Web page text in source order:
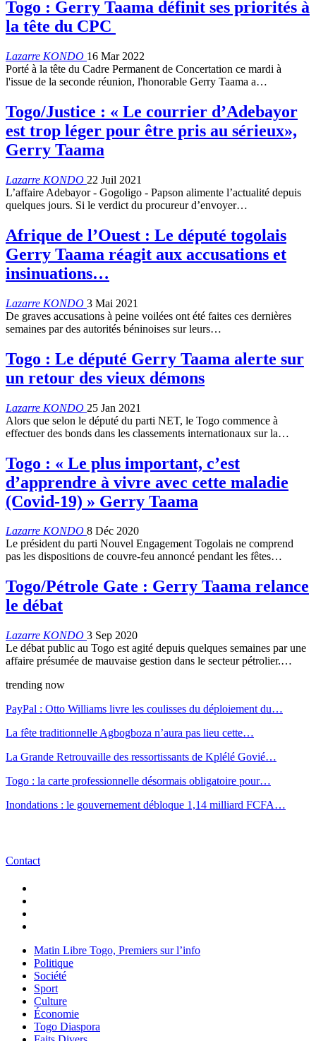
Togo : Gerry Taama définit ses priorités à
la tête du CPC
Lazarre KONDO 16 Mar 2022
Porté à la tête du Cadre Permanent de Concertation ce mardi à
l'issue de la seconde réunion, l'honorable Gerry Taama a…
Togo/Justice : « Le courrier d’Adebayor
est trop léger pour être pris au sérieux»,
Gerry Taama
Lazarre KONDO 22 Juil 2021
L’affaire Adebayor - Gogoligo - Papson alimente l’actualité depuis
quelques jours. Si le verdict du procureur d’envoyer…
Afrique de l’Ouest : Le député togolais
Gerry Taama réagit aux accusations et
insinuations…
Lazarre KONDO 3 Mai 2021
De graves accusations à peine voilées ont été faites ces dernières
semaines par des autorités béninoises sur leurs…
Togo : Le député Gerry Taama alerte sur
un retour des vieux démons
Lazarre KONDO 25 Jan 2021
Alors que selon le député du parti NET, le Togo commence à
effectuer des bonds dans les classements internationaux sur la…
Togo : « Le plus important, c’est
d’apprendre à vivre avec cette maladie
(Covid-19) » Gerry Taama
Lazarre KONDO 8 Déc 2020
Le président du parti Nouvel Engagement Togolais ne comprend
pas les dispositions de couvre-feu annoncé pendant les fêtes…
Togo/Pétrole Gate : Gerry Taama relance
le débat
Lazarre KONDO 3 Sep 2020
Le débat public au Togo est agité depuis quelques semaines par une
affaire présumée de mauvaise gestion dans le secteur pétrolier.…
trending now
PayPal : Otto Williams livre les coulisses du déploiement du…
La fête traditionnelle Agbogboza n’aura pas lieu cette…
La Grande Retrouvaille des ressortissants de Kplélé Govié…
Togo : la carte professionnelle désormais obligatoire pour…
Inondations : le gouvernement débloque 1,14 milliard FCFA…
Contact
Matin Libre Togo, Premiers sur l’info
Politique
Société
Sport
Culture
Économie
Togo Diaspora